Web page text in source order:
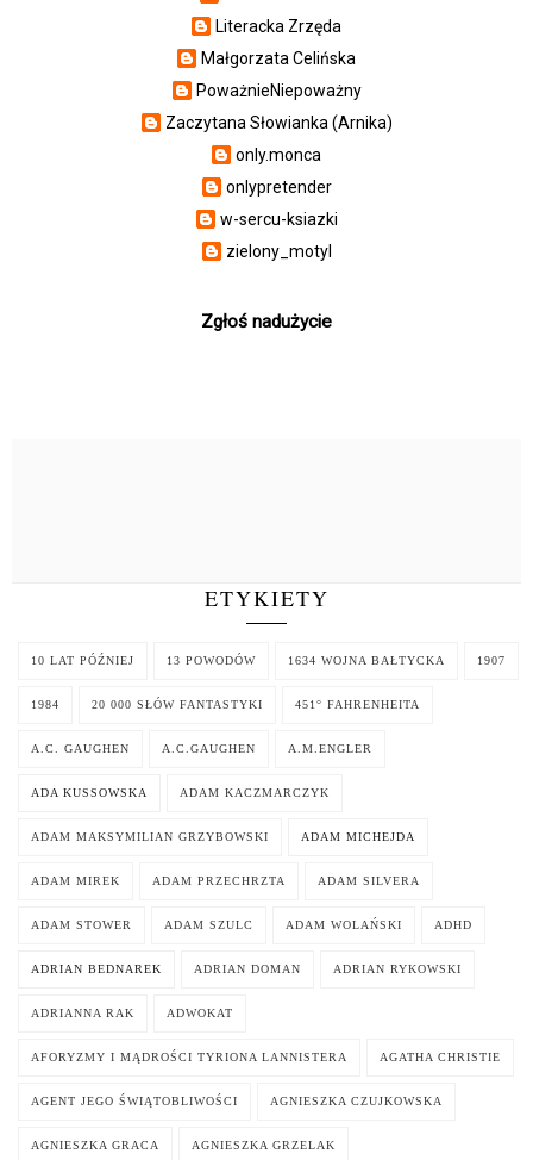
Literacka Zrzęda
Małgorzata Celińska
PoważnieNiepoważny
Zaczytana Słowianka (Arnika)
only.monca
onlypretender
w-sercu-ksiazki
zielony_motyl
Zgłoś nadużycie
ETYKIETY
10 LAT PÓŹNIEJ 13 POWODÓW 1634 WOJNA BAŁTYCKA 1907
1984 20 000 SŁÓW FANTASTYKI 451° FAHRENHEITA
A.C. GAUGHEN A.C.GAUGHEN A.M.ENGLER
ADA KUSSOWSKA ADAM KACZMARCZYK
ADAM MAKSYMILIAN GRZYBOWSKI ADAM MICHEJDA
ADAM MIREK ADAM PRZECHRZTA ADAM SILVERA
ADAM STOWER ADAM SZULC ADAM WOLAŃSKI ADHD
ADRIAN BEDNAREK ADRIAN DOMAN ADRIAN RYKOWSKI
ADRIANNA RAK ADWOKAT
AFORYZMY I MĄDROŚCI TYRIONA LANNISTERA AGATHA CHRISTIE
AGENT JEGO ŚWIĄTOBLIWOŚCI AGNIESZKA CZUJKOWSKA
AGNIESZKA GRACA AGNIESZKA GRZELAK